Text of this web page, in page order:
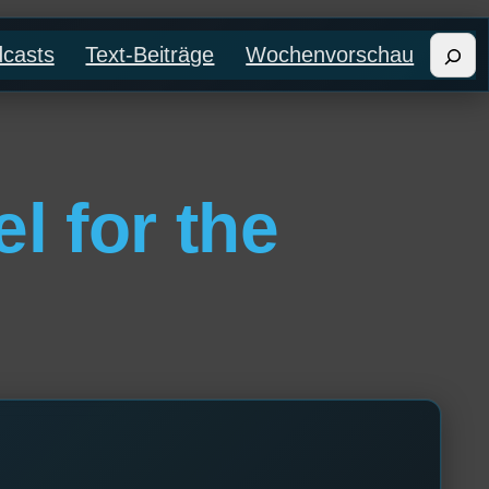
Text-Beiträge Wochenvorschau
for the